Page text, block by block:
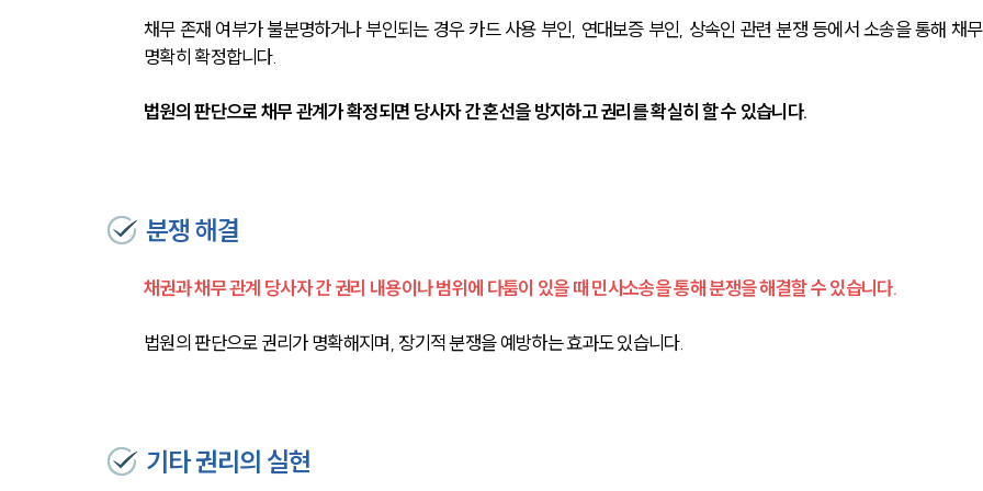
채무 존재 여부가 불분명하거나 부인되는 경우 카드 사용 부인, 연대보증 부인, 상속인 관련 분쟁 등에서 소송을 통해 채
명확히 확정합니다.
법원의 판단으로 채무 관계가 확정되면 당사자 간 혼선을 방지하고 권리를 확실히 할 수 있습니다.
분쟁 해결
채권과 채무 관계 당사자 간 권리 내용이나 범위에 다툼이 있을 때 민사소송을 통해 분쟁을 해결할 수 있습니다.
법원의 판단으로 권리가 명확해지며, 장기적 분쟁을 예방하는 효과도 있습니다.
기타 권리의 실현